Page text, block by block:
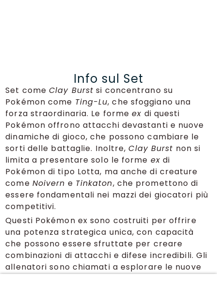
Info sul Set
Set comeClay Burst si concentrano su
Pokémon come Ting-Lu, che sfoggiano una
forza straordinaria. Le formeex di questi
Pokémon offrono attacchi devastanti e nuove
dinamiche di gioco, che possono cambiare le
sorti delle battaglie. Inoltre,Clay Burst non si
limita a presentare solo le forme ex di
Pokémon di tipo Lotta, ma anche di creature
come Noivern e Tinkaton, che promettono di
essere fondamentali nei mazzi dei giocatori più
competitivi.
Questi Pokémon ex sono costruiti per offrire
una potenza strategica unica, con capacità
che possono essere sfruttate per creare
combinazioni di attacchi e difese incredibili. Gli
allenatori sono chiamati a esplorare le nuove